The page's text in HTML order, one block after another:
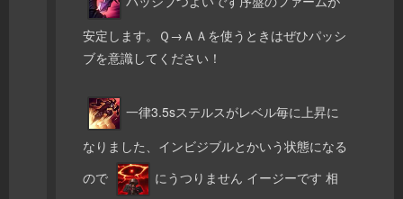
安定します。Ｑ→ＡＡを使うときはぜひパッシ
ブを意識してください！
一律3.5sステルスがレベル毎に上昇に
なりました、インビジブルとかいう状態になる
ので
にうつりません イージーです 相